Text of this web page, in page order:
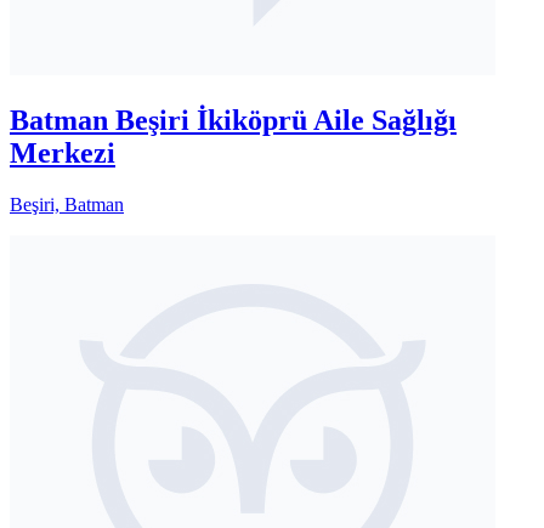
Batman Beşiri İkiköprü Aile Sağlığı
Merkezi
Beşiri, Batman